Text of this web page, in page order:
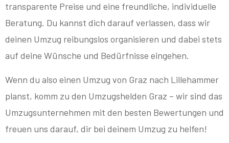
transparente Preise und eine freundliche, individuelle
Beratung. Du kannst dich darauf verlassen, dass wir
deinen Umzug reibungslos organisieren und dabei stets
auf deine Wünsche und Bedürfnisse eingehen.
Wenn du also einen Umzug von Graz nach Lillehammer
planst, komm zu den Umzugshelden Graz – wir sind das
Umzugsunternehmen mit den besten Bewertungen und
freuen uns darauf, dir bei deinem Umzug zu helfen!